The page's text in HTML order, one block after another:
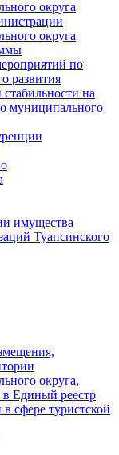
округа
округа
по
развития
на
муниципального
имущества
Туапсинского
округа,
Единый реестр
сфере туристской